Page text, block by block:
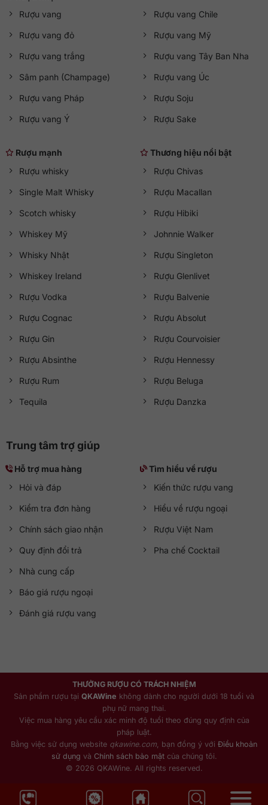
vodka Pháp cao cấp và dung tích tiện dụng. Sản phẩm
nhập khẩu và hóa đơn hợp lệ, cam kết chất lượng chuẩn
quốc tế.
Tư vấn 24/7
Hotline:0363 909 636
Fanpage:QKAWine Official
Hỗ trợ khách hàng
Bán hàng:
Dịch vụ sau bán hàng:
help@qkawine.comhoặc
Cửa hàng QKAWine
Đăng City), Phường Mỹ Đình 2, Quận Nam Từ Liêm, Thành
phố Hà Nội
Rượu vang
Rượu vang đỏ
Rượu vang trắng
Sâm panh (Champage)
Rượu vang Pháp
Rượu vang Ý
Rượu vang Chile
Rượu vang Mỹ
Rượu vang Tây Ban Nha
Rượu vang Úc
Rượu Soju
Rượu Sake
Rượu mạnh
Rượu whisky
Single Malt Whisky
Scotch whisky
Whiskey Mỹ
Whisky Nhật
Whiskey Ireland
Rượu Vodka
Rượu Cognac
Rượu Gin
Rượu Absinthe
Rượu Rum
Tequila
Thương hiệu nổi bật
Rượu Chivas
Rượu Macallan
Rượu Hibiki
Johnnie Walker
Rượu Singleton
Rượu Glenlivet
Rượu Balvenie
Rượu Absolut
Rượu Courvoisier
Rượu Hennessy
Rượu Beluga
Rượu Danzka
Trung tâm trợ giúp
Hỗ trợ mua hàng
Hỏi và đáp
Kiểm tra đơn hàng
Chính sách giao nhận
Quy định đổi trả
Nhà cung cấp
Báo giá rượu ngoại
Đánh giá rượu vang
Tìm hiểu về rượu
Kiến thức rượu vang
Hiểu về rượu ngoại
Rượu Việt Nam
Pha chế Cocktail
THƯỞNG RƯỢU CÓ TRÁCH NHIỆM
Sản phẩm rượu tại QKAWine không dành cho người dưới 18 tuổi và
phụ nữ mang thai.
Việc mua hàng yêu cầu xác minh độ tuổi theo đúng quy định của
pháp luật.
Bằng việc sử dụng website qkawine.com , bạn đồng ý với Điều khoản
sử dụng và Chính sách bảo mậtcủa chúng tôi.
© 2026 QKAWine. All rights reserved.